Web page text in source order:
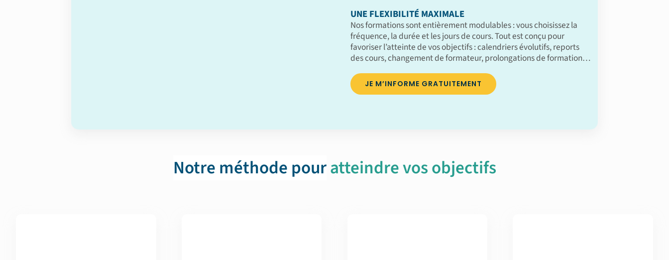
UNE FLEXIBILITÉ MAXIMALE
Nos formations sont entièrement modulables : vous choisissez la
fréquence, la durée et les jours de cours. Tout est conçu pour
favoriser l’atteinte de vos objectifs : calendriers évolutifs, reports
des cours, changement de formateur, prolongations de formation…
JE M’INFORME GRATUITEMENT
Notre méthode pouratteindre vos objectifs